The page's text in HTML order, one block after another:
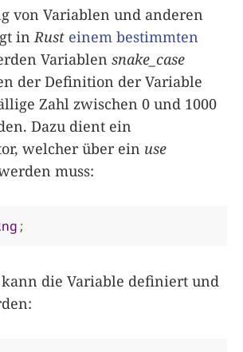
von Variablen und anderen
in Rust einem bestimmten
Variablen snake_case
der Definition der Variable
Zahl zwischen 0 und 1000
Dazu dient ein
welcher über ein use
muss:
;
die Variable definiert und